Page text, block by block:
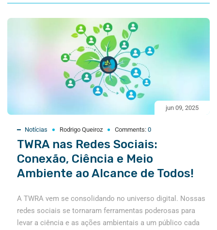
jun 09, 2025
Notícias Rodrigo Queiroz Comments: 0
TWRA nas Redes Sociais:
Conexão, Ciência e Meio
Ambiente ao Alcance de Todos!
A TWRA vem se consolidando no universo digital. Nossas
redes sociais se tornaram ferramentas poderosas para
levar a ciência e as ações ambientais a um público cada